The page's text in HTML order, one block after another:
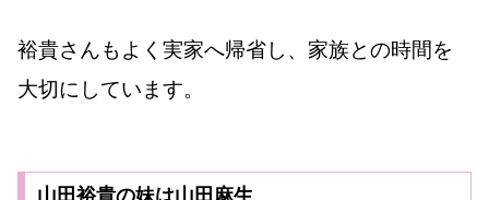
裕貴さんもよく実家へ帰省し、家族との時間を
大切にしています。